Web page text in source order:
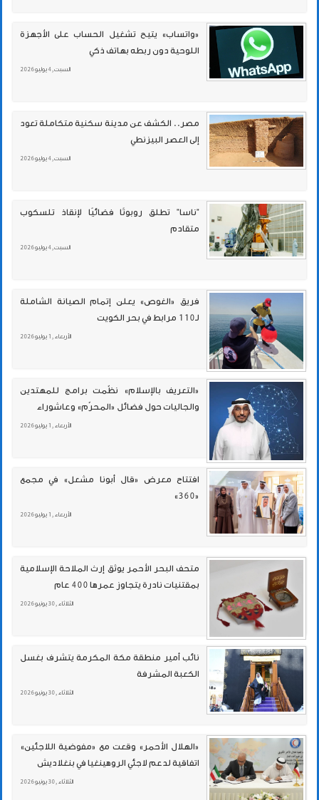
«واتساب» يتيح تشغيل الحساب على الأجهزة
اللوحية دون ربطه بهاتف ذكي
السبت , 4 يوليو 2026
مصر.. الكشف عن مدينة سكنية متكاملة تعود
إلى العصر البيزنطي
السبت , 4 يوليو 2026
"ناسا" تطلق روبوتًا فضائيًا لإنقاذ تلسكوب
متقادم
السبت , 4 يوليو 2026
فريق «الغوص» يعلن إتمام الصيانة الشاملة
لـ110 مرابط في بحر الكويت
الأربعاء , 1 يوليو 2026
«التعريف بالإسلام» نظّمت برامج للمهتدين
والجاليات حول فضائل «المحرّم» وعاشوراء
الأربعاء , 1 يوليو 2026
افتتاح معرض «قال أبونا مشعل» في مجمع
«360»
الأربعاء , 1 يوليو 2026
متحف البحر الأحمر يوثق إرث الملاحة الإسلامية
بمقتنيات نادرة يتجاوز عمرها 400 عام
الثلاثاء , 30 يونيو 2026
نائب أمير منطقة مكة المكرمة يتشرف بغسل
الكعبة المشرفة
الثلاثاء , 30 يونيو 2026
«الهلال الأحمر» وقعت مع «مفوضية اللاجئين»
اتفاقية لدعم لاجئي الروهينغيا في بنغلاديش
الثلاثاء , 30 يونيو 2026